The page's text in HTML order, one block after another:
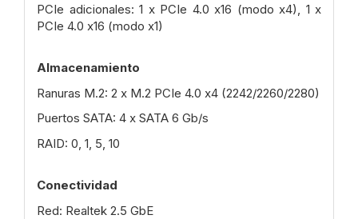
PCIe adicionales: 1 x PCIe 4.0 x16 (modo x4), 1 x
PCIe 4.0 x16 (modo x1)
Almacenamiento
Ranuras M.2: 2 x M.2 PCIe 4.0 x4 (2242/2260/2280)
Puertos SATA: 4 x SATA 6 Gb/s
RAID: 0, 1, 5, 10
Conectividad
Red: Realtek 2.5 GbE